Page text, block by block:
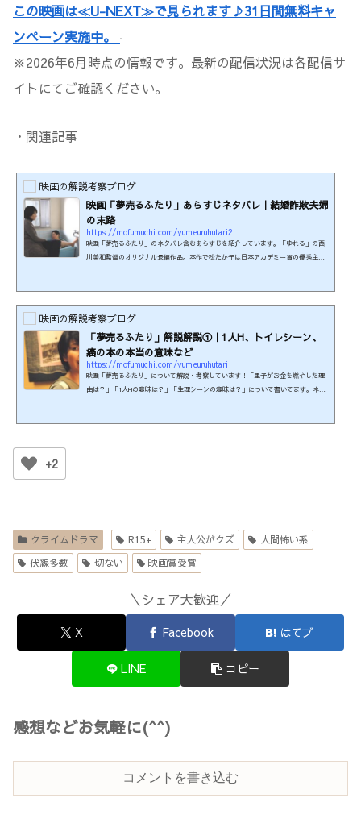
この映画は≪U-NEXT≫で見られます♪31日間無料キャ
ンペーン実施中。
※2026年6月時点の情報です。最新の配信状況は各配信サ
イトにてご確認ください。
・関連記事
映画の解説考察ブログ
映画「夢売るふたり」あらすじネタバレ｜結婚詐欺夫婦
の末路
https://mofumuchi.com/yumeuruhutari2
映画「夢売るふたり」のネタバレ含むあらすじを紹介しています。「ゆれる」の西
川美和監督のオリジナル長編作品。本作で松たか子は日本アカデミー賞の優秀主演
U-NEXT≫で見られます♪31日間無料キャンペーン実施中。 ※2026年6月時点の情
報です。最新の配信状況は各配信サイトにてご確認ください。キ...
映画の解説考察ブログ
「夢売るふたり」解説解説①｜1人H、トイレシーン、
癌の本の本当の意味など
https://mofumuchi.com/yumeuruhutari
映画「夢売るふたり」について解説・考察しています！「里子がお金を燃やした理
由は？」「1人Hの意味は？」「生理シーンの意味は？」について書いてます。ネタ
+2
クライムドラマ R15+ 主人公がクズ
人間怖い系
伏線多数
切ない 映画賞受賞
＼シェア大歓迎／
X Facebook はてブ
LINE コピー
感想などお気軽に(^^)
コメントを書き込む